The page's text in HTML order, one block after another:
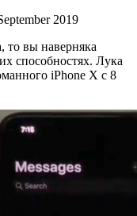
2019
то вы наверняка
способностях. Лука
iPhone X с 8